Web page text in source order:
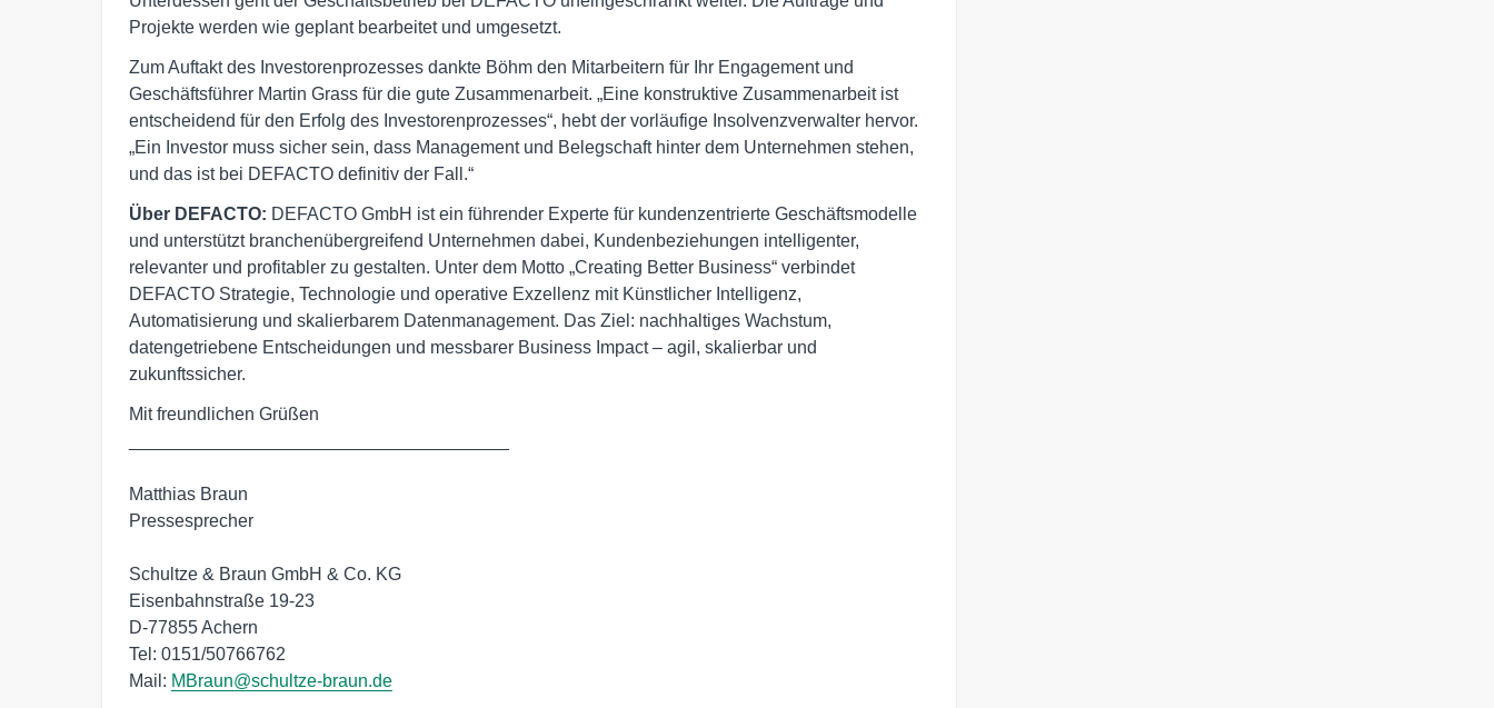
Projekte werden wie geplant bearbeitet und umgesetzt.
Zum Auftakt des Investorenprozesses dankte Böhm den Mitarbeitern für Ihr Engagement und
Geschäftsführer Martin Grass für die gute Zusammenarbeit. „Eine konstruktive Zusammenarbeit ist
entscheidend für den Erfolg des Investorenprozesses“, hebt der vorläufige Insolvenzverwalter hervor.
„Ein Investor muss sicher sein, dass Management und Belegschaft hinter dem Unternehmen stehen,
und das ist bei DEFACTO definitiv der Fall.“
Über DEFACTO: DEFACTO GmbH ist ein führender Experte für kundenzentrierte Geschäftsmodelle
und unterstützt branchenübergreifend Unternehmen dabei, Kundenbeziehungen intelligenter,
relevanter und profitabler zu gestalten. Unter dem Motto „Creating Better Business“ verbindet
DEFACTO Strategie, Technologie und operative Exzellenz mit Künstlicher Intelligenz,
Automatisierung und skalierbarem Datenmanagement. Das Ziel: nachhaltiges Wachstum,
datengetriebene Entscheidungen und messbarer Business Impact – agil, skalierbar und
zukunftssicher.
Mit freundlichen Grüßen
Matthias Braun
Pressesprecher
Schultze & Braun GmbH & Co. KG
Eisenbahnstraße 19-23
D-77855 Achern
Tel: 0151/50766762
Mail: MBraun@schultze-braun.de